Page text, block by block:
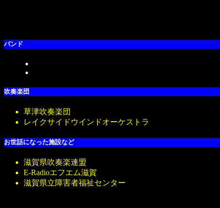
バンド
吹奏楽団
草津吹奏楽団
レイクサイドウインドオーケストラ
お世話になった施設など
滋賀県吹奏楽連盟
E-Radioエフエム滋賀
滋賀県立障害者福祉センター